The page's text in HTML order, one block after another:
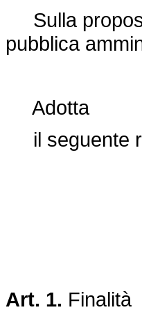
Sulla
pubblica
Adotta
il seguente
Art. 1. Finalità